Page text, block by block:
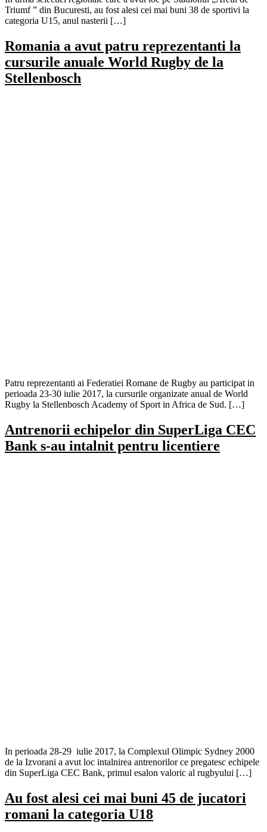
Triumf ” din Bucuresti, au fost alesi cei mai buni 38 de sportivi la
categoria U15, anul nasterii […]
Romania a avut patru reprezentanti la
cursurile anuale World Rugby de la
Stellenbosch
Patru reprezentanti ai Federatiei Romane de Rugby au participat in
perioada 23-30 iulie 2017, la cursurile organizate anual de World
Rugby la Stellenbosch Academy of Sport in Africa de Sud. […]
Antrenorii echipelor din SuperLiga CEC
Bank s-au intalnit pentru licentiere
In perioada 28-29 iulie 2017, la Complexul Olimpic Sydney 2000
de la Izvorani a avut loc intalnirea antrenorilor ce pregatesc echipele
din SuperLiga CEC Bank, primul esalon valoric al rugbyului […]
Au fost alesi cei mai buni 45 de jucatori
romani la categoria U18